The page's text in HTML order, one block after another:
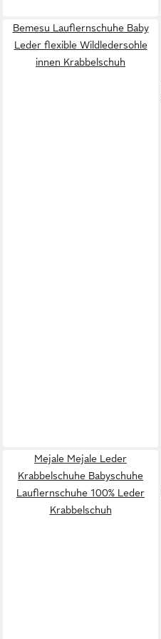
Bemesu Lauflernschuhe Baby
Leder flexible Wildledersohle
innen Krabbelschuh
Mejale Mejale Leder
Krabbelschuhe Babyschuhe
Lauflernschuhe 100% Leder
Krabbelschuh